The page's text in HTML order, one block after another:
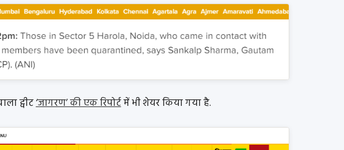
ट्वीट‘जागरण’ की एक रिपोर्टमें भी शेयर किया गया है.